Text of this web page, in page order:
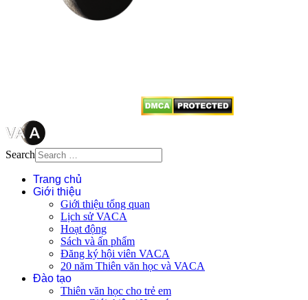
Search
Trang chủ
Giới thiệu
Giới thiệu tổng quan
Lịch sử VACA
Hoạt động
Sách và ấn phẩm
Đăng ký hội viên VACA
20 năm Thiên văn học và VACA
Đào tạo
Thiên văn học cho trẻ em